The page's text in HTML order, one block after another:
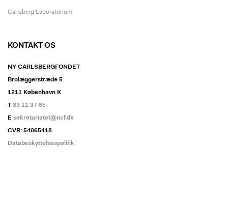
Carlsberg Laboratorium
KONTAKT OS
NY CARLSBERGFONDET
Brolæggerstræde 5
1211 København K
T33 11 37 65
E sekretariatet@ncf.dk
CVR: 54065418
Databeskyttelsespolitik